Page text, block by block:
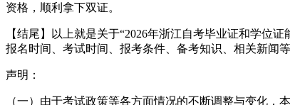
资格，顺利拿下双证。
【结尾】以上就是关于“2026年浙江自考毕业证和学位
报名时间、考试时间、报考条件、备考知识、相关新闻
声明：
（一）由于考试政策等各方面情况的不断调整与变化，